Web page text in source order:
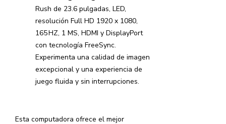
Rush de 23.6 pulgadas, LED,
resolución Full HD 1920 x 1080,
165 HZ, 1 MS, HDMI y DisplayPort
con tecnología FreeSync.
Experimenta una calidad de imagen
excepcional y una experiencia de
juego fluida y sin interrupciones.
Esta computadora ofrece el mejor